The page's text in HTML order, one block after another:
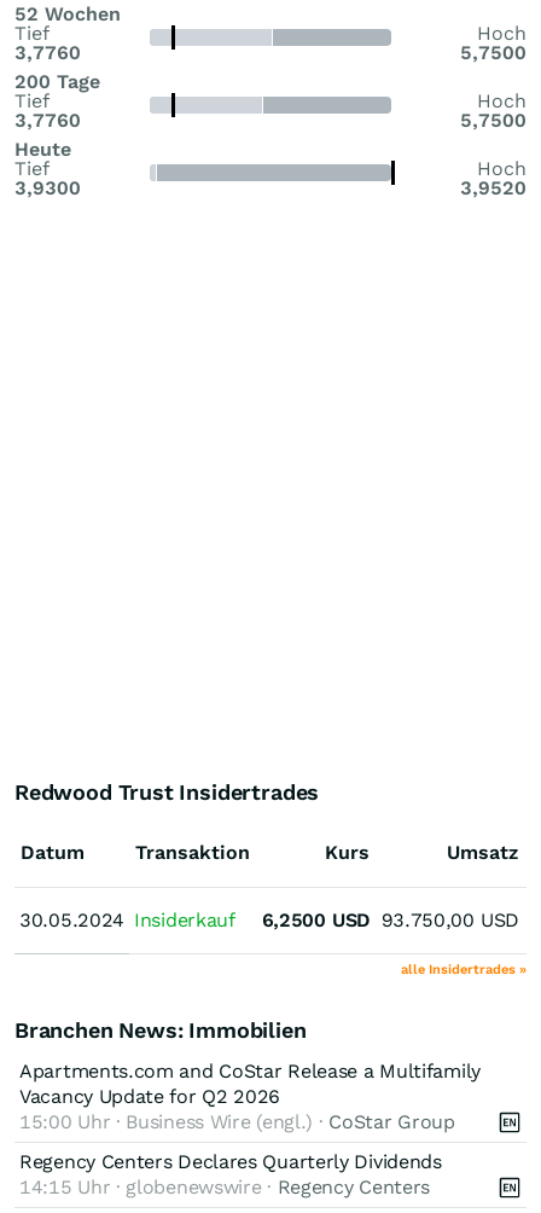
52 Wochen
Tief
3,7760
Hoch
5,7500
200 Tage
Tief
3,7760
Hoch
5,7500
Heute
Tief
3,9300
Hoch
3,9520
Redwood Trust Insidertrades
Datum
30.05.2024
Transaktion Kurs Umsatz
30.05.2024 Insiderkauf 6,2500 USD 93.750,00 USD
alle Insidertrades »
Branchen News: Immobilien
Apartments.com and CoStar Release a Multifamily
Vacancy Update for Q2 2026
15:00 Uhr · Business Wire (engl.) · CoStar Group
Regency Centers Declares Quarterly Dividends
14:15 Uhr · globenewswire · Regency Centers